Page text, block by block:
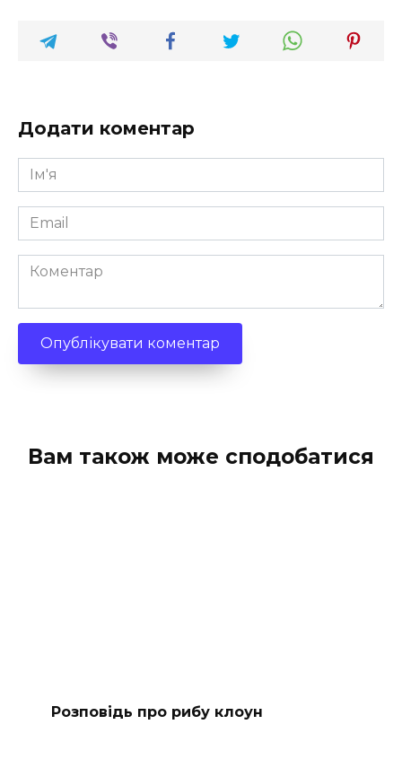
Додати коментар
Ім'я
*
Email
*
Коментар
Вам також може сподобатися
Розповідь про рибу клоун